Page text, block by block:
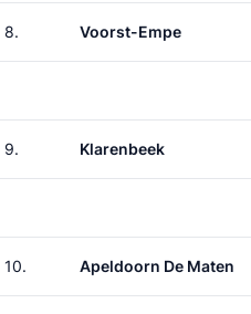
8. Voorst-Empe
9. Klarenbeek
10. Apeldoorn De Maten